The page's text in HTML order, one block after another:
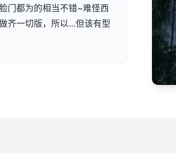
门都为的相当不错~难怪西
齐一切版，所以…但该有型